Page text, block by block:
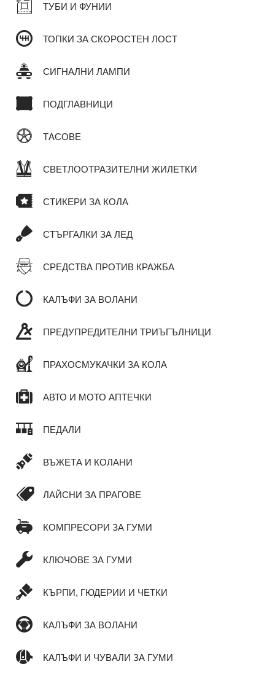
ТУБИ И ФУНИИ
ТОПКИ ЗА СКОРОСТЕН ЛОСТ
СИГНАЛНИ ЛАМПИ
ПОДГЛАВНИЦИ
ТАСОВЕ
СВЕТЛООТРАЗИТЕЛНИ ЖИЛЕТКИ
СТИКЕРИ ЗА КОЛА
СТЪРГАЛКИ ЗА ЛЕД
СРЕДСТВА ПРОТИВ КРАЖБА
КАЛЪФИ ЗА ВОЛАНИ
ПРЕДУПРЕДИТЕЛНИ ТРИЪГЪЛНИЦИ
ПРАХОСМУКАЧКИ ЗА КОЛА
АВТО И МОТО АПТЕЧКИ
ПЕДАЛИ
ВЪЖЕТА И КОЛАНИ
ЛАЙСНИ ЗА ПРАГОВЕ
КОМПРЕСОРИ ЗА ГУМИ
КЛЮЧОВЕ ЗА ГУМИ
КЪРПИ, ГЮДЕРИИ И ЧЕТКИ
КАЛЪФИ ЗА ВОЛАНИ
КАЛЪФИ И ЧУВАЛИ ЗА ГУМИ